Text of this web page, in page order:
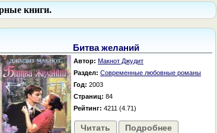
книги.
Битва желаний
Автор: Макнот Джудит
Раздел: Современные любовные романы
Год: 2003
Страниц: 84
Рейтинг: 4211 (4.71)
Читать Подробнее